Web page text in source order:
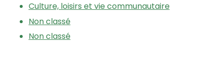
Culture, loisirs et vie communautaire
Non classé
Non classé